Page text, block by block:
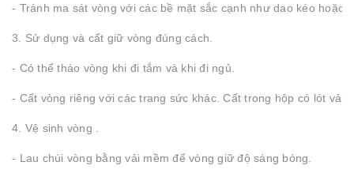
- Tránh ma sát vòng với các bề mặt sắc cạnh như dao kéo
3. Sử dụng và cất giữ vòng đúng cách.
- Có thể tháo vòng khi đi tắm và khi đi ngủ.
- Cất vòng riêng với các trang sức khác. Cất trong hộp có lót vải
4. Vệ sinh vòng .
- Lau chùi vòng bằng vải mềm để vòng giữ độ sáng bóng.